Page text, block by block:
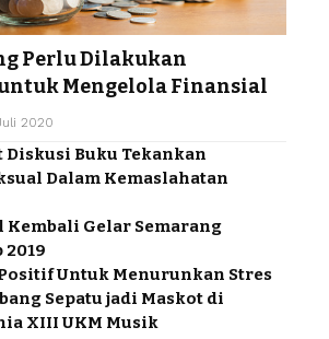
Perlu Dilakukan
Mengelola Finansial
2020
Diskusi Buku Tekankan
Dalam Kemaslahatan
Kembali Gelar Semarang
2019
Untuk Menurunkan Stres
Sepatu jadi Maskot di
XIII UKM Musik